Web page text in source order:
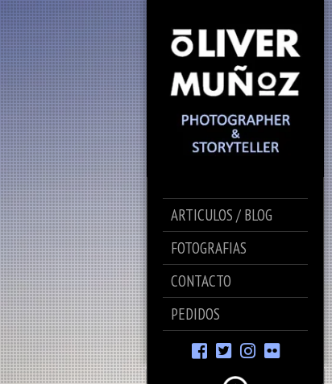
ARTICULOS / BLOG
FOTOGRAFIAS
CONTACTO
PEDIDOS